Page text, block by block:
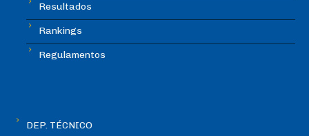
Resultados
Rankings
Regulamentos
DEP. TÉCNICO